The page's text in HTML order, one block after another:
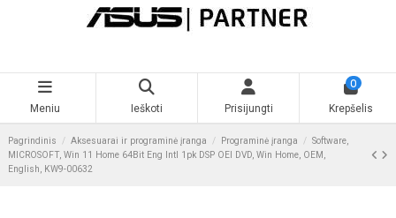
Meniu Ieškoti Prisijungti
0
Krepšelis
Pagrindinis Aksesuarai ir programinė įranga Programinė įranga
Software,
MICROSOFT, Win 11 Home 64Bit Eng Intl 1pk DSP OEI DVD, Win Home, OEM,
English, KW9-00632